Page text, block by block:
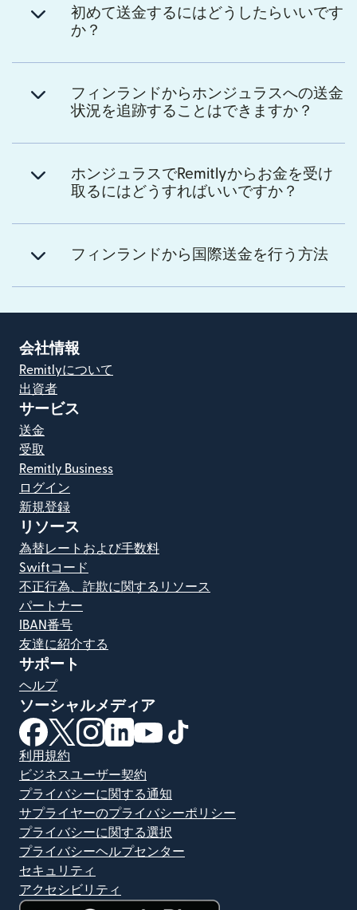
初めて送金するにはどうしたらいいです
か？
フィンランドからホンジュラスへの送金
状況を追跡することはできますか？
ホンジュラスでRemitlyからお金を受け
取るにはどうすればいいですか？
フィンランドから国際送金を行う方法
会社情報
Remitlyについて
出資者
サービス
送金
受取
Remitly Business
ログイン
新規登録
リソース
為替レートおよび手数料
Swiftコード
不正行為、詐欺に関するリソース
パートナー
IBAN番号
友達に紹介する
サポート
ヘルプ
ソーシャルメディア
（別ウィンドウで開きます）
（別ウィンドウで開きます）
（別ウィンドウで開きます）
（別ウィンドウで開きます）
（別ウィンドウで開きます）
利用規約
ビジネスユーザー契約
プライバシーに関する通知
サプライヤーのプライバシーポリシー
プライバシーに関する選択
プライバシーヘルプセンター
セキュリティ
アクセシビリティ